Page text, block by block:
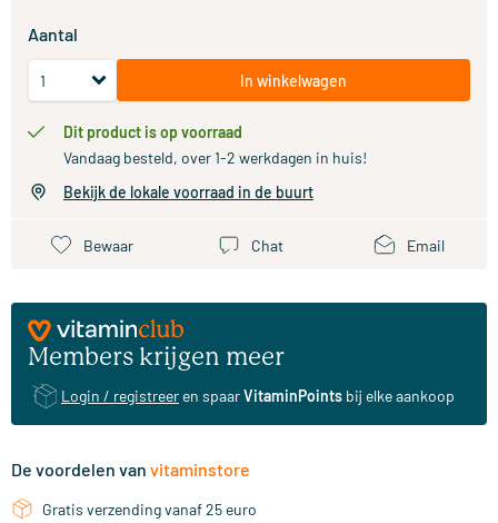
Aantal
In winkelwagen
Dit product is op voorraad
Vandaag besteld, over 1-2 werkdagen in huis!
Bekijk de lokale voorraad in de buurt
Bewaar Chat Email
Members krijgen meer
Login / registreer en spaarVitaminPoints bij elke aankoop
De voordelen van vitaminstore
Gratis verzending vanaf 25 euro